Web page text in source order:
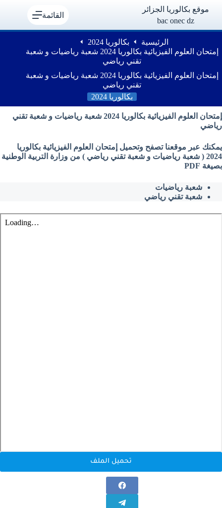
موقع بكالوريا الجزائر
bac onec dz
القائمة
الرئيسية
بكالوريا 2024
إمتحان العلوم الفيزيائية بكالوريا 2024 شعبة رياضيات و شعبة
تقني رياضي
إمتحان العلوم الفيزيائية بكالوريا 2024 شعبة رياضيات و شعبة
تقني رياضي
بكالوريا 2024
إمتحان
العلوم الفيزيائية بكالوريا 2024 شعبة رياضيات و شعبة تقني
رياضي
يمكنك عبر موقعنا تصفح وتحميل إمتحان العلوم الفيزيائية بكالوريا
2024 ( شعبة رياضيات و شعبة تقني رياضي ) من وزارة التربية الوطنية
بصيغة PDF
شعبة رياضيات
شعبة تقني رياضي
تحميل الملف